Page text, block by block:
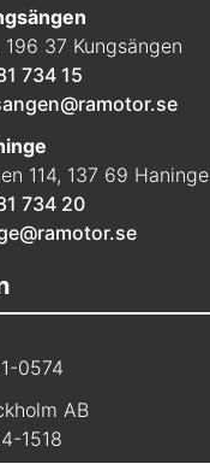
37 Kungsängen
734 15
114, 137 69 Haninge
734 20
0574
AB
1518